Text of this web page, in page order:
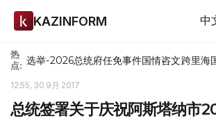
KAZINFORM 中
热
点: 选举-2026总统府任免事件国情咨文跨里海
12:55, 30 9月 2017
总统签署关于庆祝阿斯塔纳市